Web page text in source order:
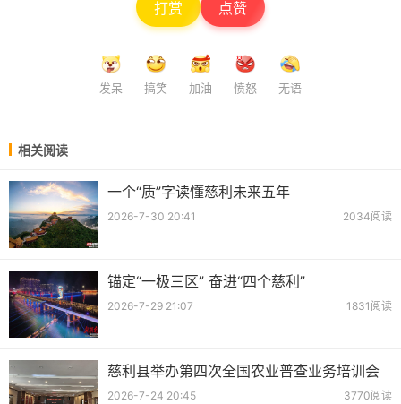
打赏 点赞
发呆 搞笑 加油 愤怒 无语
相关阅读
一个“质”字读懂慈利未来五年
2026-7-30 20:41 2034阅读
锚定“一极三区” 奋进“四个慈利”
2026-7-29 21:07 1831阅读
慈利县举办第四次全国农业普查业务培训会
2026-7-24 20:45 3770阅读